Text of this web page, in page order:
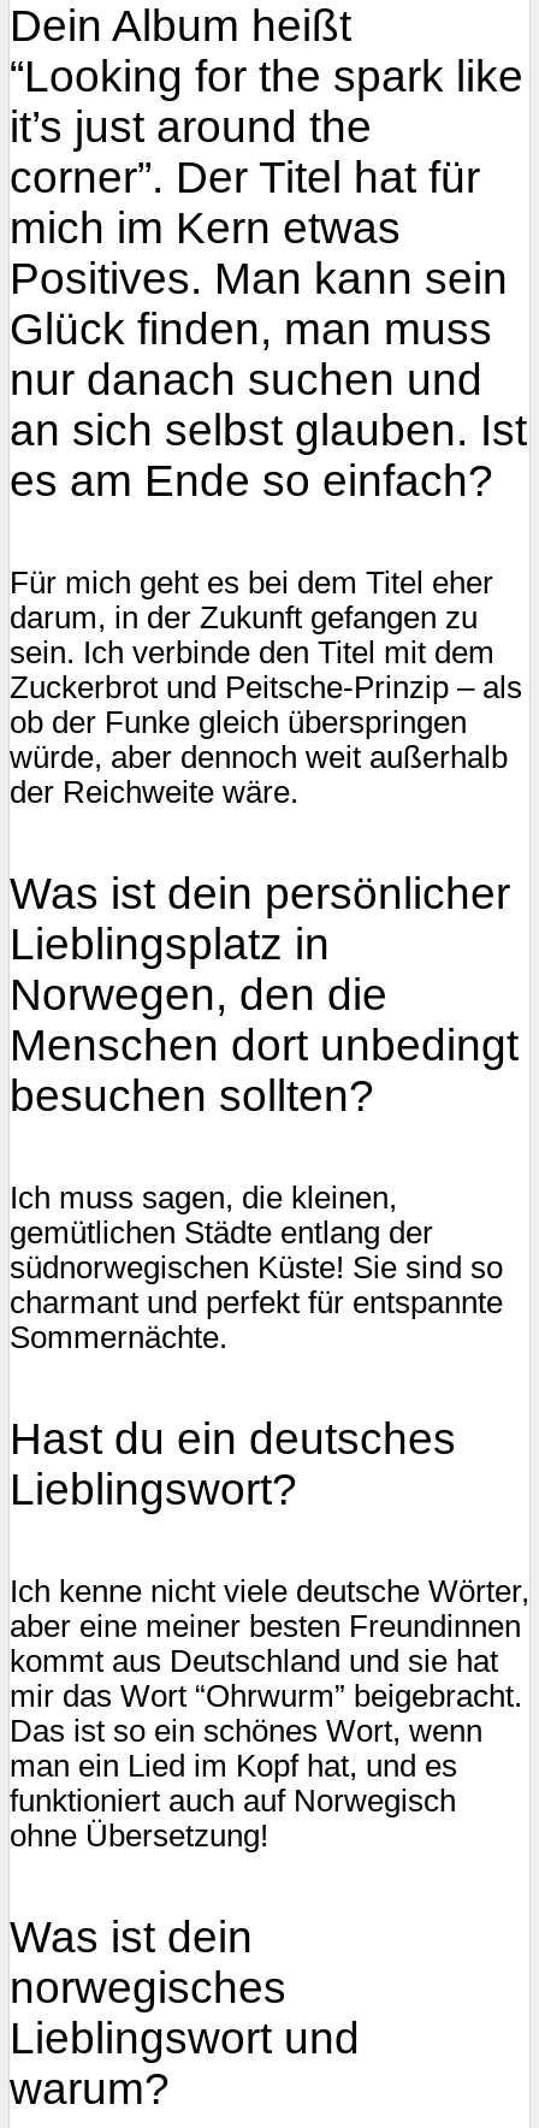
Dein Album heißt
“Looking for the spark like
it’s just around the
corner”. Der Titel hat für
mich im Kern etwas
Positives. Man kann sein
Glück finden, man muss
nur danach suchen und
an sich selbst glauben. Ist
es am Ende so einfach?
Für mich geht es bei dem Titel eher
darum, in der Zukunft gefangen zu
sein. Ich verbinde den Titel mit dem
Zuckerbrot und Peitsche-Prinzip – als
ob der Funke gleich überspringen
würde, aber dennoch weit außerhalb
der Reichweite wäre.
Was ist dein persönlicher
Lieblingsplatz in
Norwegen, den die
Menschen dort unbedingt
besuchen sollten?
Ich muss sagen, die kleinen,
gemütlichen Städte entlang der
südnorwegischen Küste! Sie sind so
charmant und perfekt für entspannte
Sommernächte.
Hast du ein deutsches
Lieblingswort?
Ich kenne nicht viele deutsche Wörter,
aber eine meiner besten Freundinnen
kommt aus Deutschland und sie hat
mir das Wort “Ohrwurm” beigebracht.
Das ist so ein schönes Wort, wenn
man ein Lied im Kopf hat, und es
funktioniert auch auf Norwegisch
ohne Übersetzung!
Was ist dein
norwegisches
Lieblingswort und
warum?